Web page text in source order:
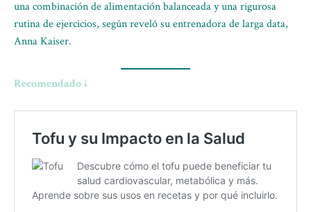
una combinación de alimentación balanceada y una rigurosa
rutina de ejercicios, según reveló su entrenadora de larga data,
Anna Kaiser.
Recomendado ↓